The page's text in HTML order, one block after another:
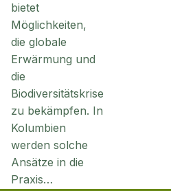
bietet
Möglichkeiten,
die globale
Erwärmung und
die
Biodiversitätskrise
zu bekämpfen. In
Kolumbien
werden solche
Ansätze in die
Praxis…